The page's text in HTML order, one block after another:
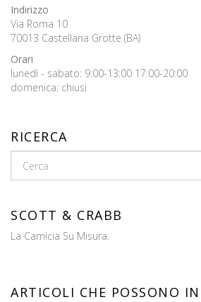
Indirizzo
Via Roma 10
70013 Castellana Grotte (BA)
Orari
lunedì - sabato: 9:00-13:00 17:00-20:00
domenica: chiusi
RICERCA
SCOTT & CRABB
La Camicia Su Misura.
ARTICOLI CHE POSSONO